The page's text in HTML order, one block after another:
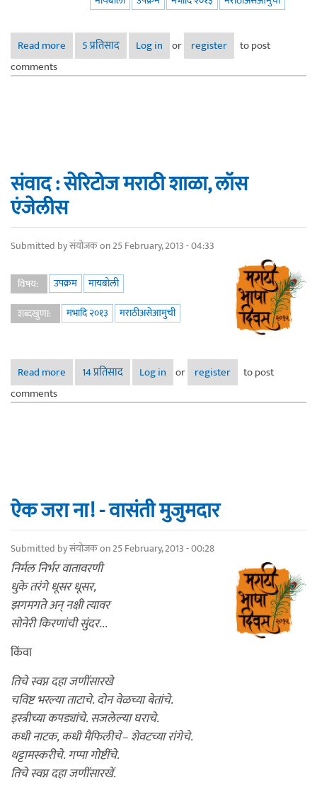
Read more about मनोगत : सुमेधा मोडक
5 प्रतिसाद Log in or register
to post
comments
संवाद : सेरिटोज मराठी शाळा, लॉस
एंजेलीस
Submitted byसंयोजकon 25 February, 2013 - 04:33
विषय: उपक्रम
मायबोली
शब्दखुणा:
मभादि २०१३ मराठीअसेआमुची
Read more about संवाद : सेरिटोज मराठी शाळा, लॉस एंजेलीस
14 प्रतिसाद Log in or register
to post
comments
ऐक जरा ना! - वासंती मुजुमदार
Submitted byसंयोजकon 25 February, 2013 - 00:28
निर्मल निर्भर वातावरणी
धुके तरंगे धूसर धूसर,
झगमगते अन् नक्षी त्यावर
सोनेरी किरणांची सुंदर...
किंवा
तिचे स्वप्न दहा जणींसारखे
चविष्ट भरल्या ताटाचे. दोन वेळच्या बेतांचे.
इस्त्रीच्या कपड्यांचे. सजलेल्या घराचे.
कधी नाटक, कधी मैफिलीचे– शेवटच्या रांगेचे.
थट्टामस्करीचे. गप्पा गोष्टींचे.
तिचे स्वप्न दहा जणींसारखें.